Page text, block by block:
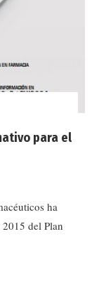
para el
ha
del Plan